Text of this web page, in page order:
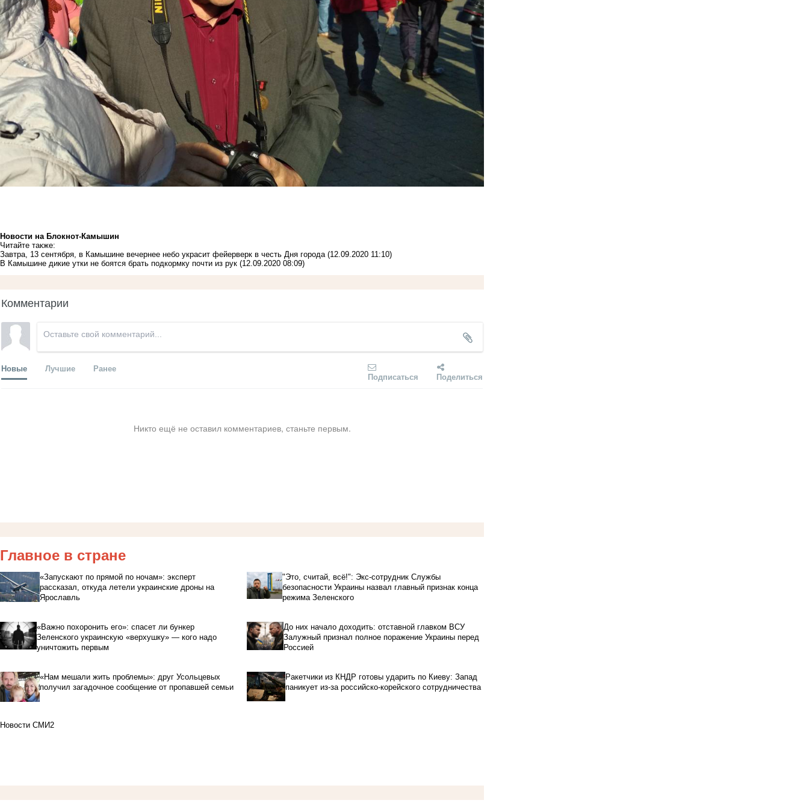
Новости на Блoкнoт-Камышин
Читайте также:
Завтра, 13 сентября, в Камышине вечернее небо украсит фейерверк в честь Дня города (12.09.2020 11:10)
В Камышине дикие утки не боятся брать подкормку почти из рук (12.09.2020 08:09)
Комментарии
Новые Лучшие Ранее
Подписаться Поделиться
Никто ещё не оставил комментариев, станьте первым.
Главное в стране
«Запускают по прямой по ночам»: эксперт
рассказал, откуда летели украинские дроны на
Ярославль
"Это, считай, всё!": Экс-сотрудник Службы
безопасности Украины назвал главный признак конца
режима Зеленского
«Важно похоронить его»: спасет ли бункер
Зеленского украинскую «верхушку» — кого надо
уничтожить первым
До них начало доходить: отставной главком ВСУ
Залужный признал полное поражение Украины перед
Россией
«Нам мешали жить проблемы»: друг Усольцевых
получил загадочное сообщение от пропавшей семьи
Ракетчики из КНДР готовы ударить по Киеву: Запад
паникует из-за российско-корейского сотрудничества
Новости СМИ2